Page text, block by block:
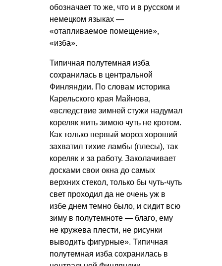
обозначает то же, что и в русском и
немецком языках —
«отапливаемое помещение»,
«изба».
Типичная полутемная изба
сохранилась в центральной
Финляндии. По словам историка
Карельского края Майнова,
«вследствие зимней стужи надумал
кореляк жить зимою чуть не кротом.
Как только первый мороз хороший
захватил тихие ламбы (плесы), так
кореляк и за работу. Заколачивает
досками свои окна до самых
верхних стекол, только бы чуть-чуть
свет проходил да не очень уж в
избе днем темно было, и сидит всю
зиму в полутемноте — благо, ему
не кружева плести, не рисунки
выводить фигурные». Типичная
полутемная изба сохранилась в